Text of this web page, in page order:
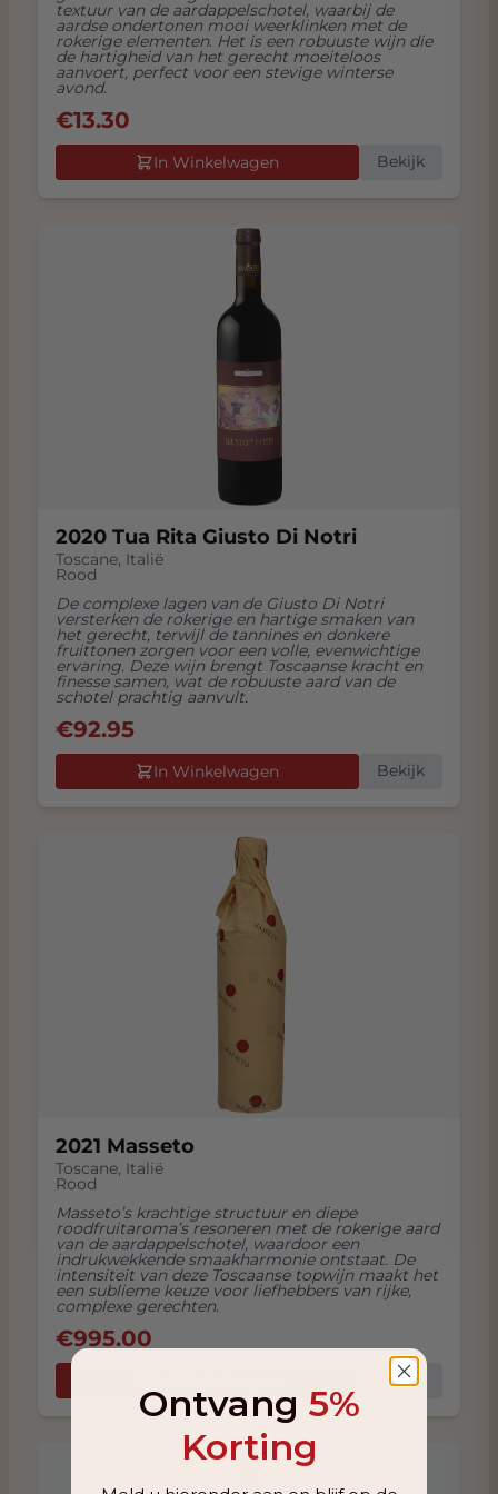
textuur van de aardappelschotel, waarbij de
aardse ondertonen mooi weerklinken met de
rokerige elementen. Het is een robuuste wijn die
de hartigheid van het gerecht moeiteloos
aanvoert, perfect voor een stevige winterse
avond.
€13.30
In Winkelwagen Bekijk
2020 Tua Rita Giusto Di Notri
Toscane, Italië
Rood
De complexe lagen van de Giusto Di Notri
versterken de rokerige en hartige smaken van
het gerecht, terwijl de tannines en donkere
fruittonen zorgen voor een volle, evenwichtige
ervaring. Deze wijn brengt Toscaanse kracht en
finesse samen, wat de robuuste aard van de
schotel prachtig aanvult.
€92.95
In Winkelwagen Bekijk
2021 Masseto
Toscane, Italië
Rood
Masseto’s krachtige structuur en diepe
roodfruitaroma’s resoneren met de rokerige aard
van de aardappelschotel, waardoor een
indrukwekkende smaakharmonie ontstaat. De
intensiteit van deze Toscaanse topwijn maakt het
een sublieme keuze voor liefhebbers van rijke,
complexe gerechten.
€995.00
Bekijk
Ontvang 5%
Korting